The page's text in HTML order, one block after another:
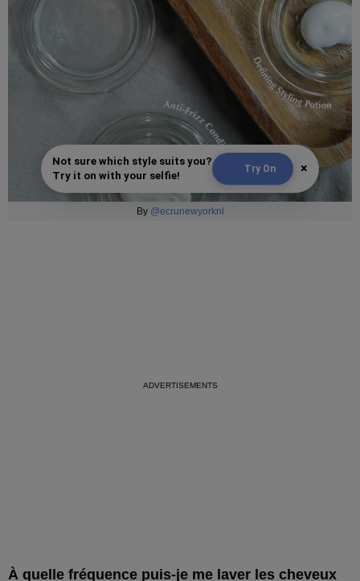
Not sure which style suits you?
Try it on with your selfie!
Try On ×
By @ecrunewyorknl
À quelle fréquence puis-je me laver les cheveux